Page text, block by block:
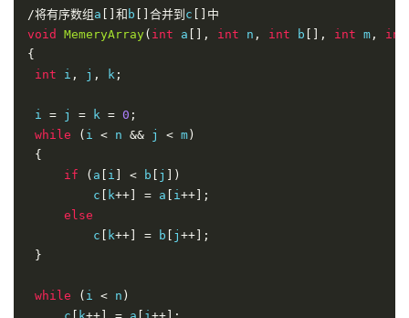
return
/将有序数组 a []和 b []合并到 c []中
void
MemeryArray( int a [], int n , int b [], int m , int
{
int i , j , k ;
i = j = k = 0 ;
while
( i < n && j < m )
{
if
( a i < b j
])
         c
k++] = a i++];
else
         c
k++] = b j ++];
}
while ( i < n )